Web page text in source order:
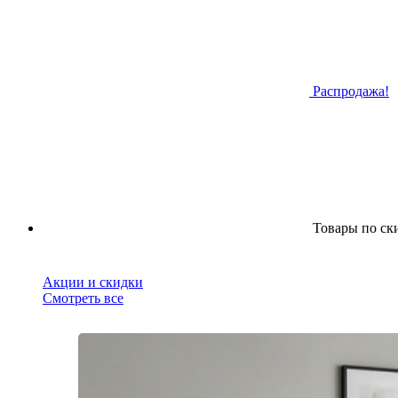
Распродажа!
Товары по
Акции и скидки
Смотреть все